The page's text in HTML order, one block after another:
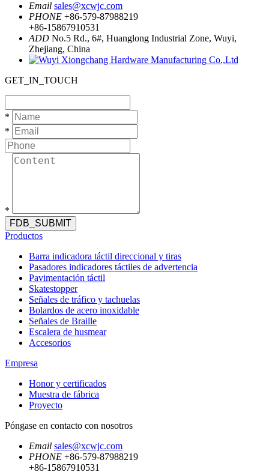
Email sales@xcwjc.com
PHONE +86-579-87988219
+86-15867910531
ADD No.5 Rd., 6#, Huanglong Industrial Zone, Wuyi,
Zhejiang, China
GET_IN_TOUCH
*
*
*
FDB_SUBMIT
Productos
Barra indicadora táctil direccional y tiras
Pasadores indicadores táctiles de advertencia
Pavimentación táctil
Skatestopper
Señales de tráfico y tachuelas
Bolardos de acero inoxidable
Señales de Braille
Escalera de husmear
Accesorios
Empresa
Honor y certificados
Muestra de fábrica
Proyecto
Póngase en contacto con nosotros
Email sales@xcwjc.com
PHONE +86-579-87988219
+86-15867910531